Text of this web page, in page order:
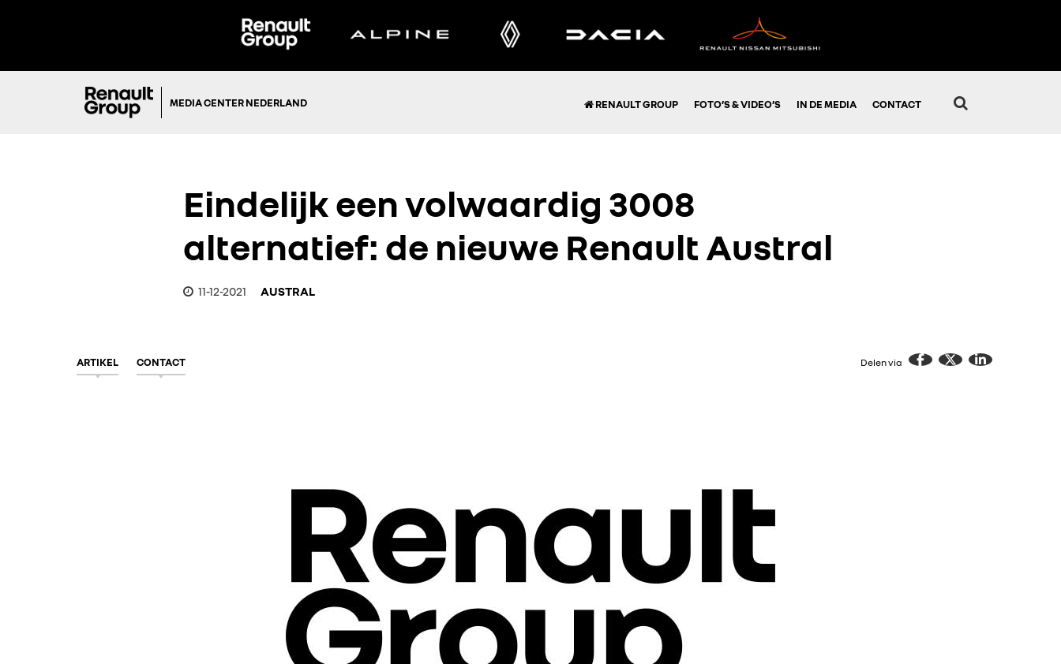
MEDIA CENTER NEDERLAND RENAULT GROUP FOTO’S & VIDEO’S IN DE MEDIA CONTACT
Eindelijk een volwaardig 3008
alternatief: de nieuwe Renault Austral
11-12-2021 AUSTRAL
ARTIKEL CONTACT Delen via